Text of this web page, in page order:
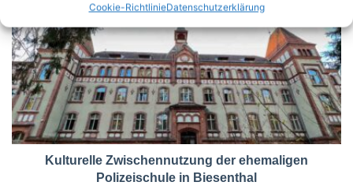
Cookie-RichtlinieDatenschutzerklärung
Kulturelle Zwischennutzung der ehemaligen
Polizeischule in Biesenthal